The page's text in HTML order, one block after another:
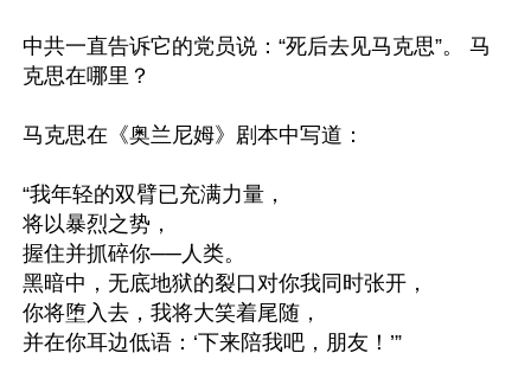
中共一直告诉它的党员说：“死后去见马克思”。 马
克思在哪里？
马克思在《奥兰尼姆》剧本中写道：
“我年轻的双臂已充满力量，
将以暴烈之势，
握住并抓碎你──人类。
黑暗中，无底地狱的裂口对你我同时张开，
你将堕入去，我将大笑着尾随，
并在你耳边低语：‘下来陪我吧，朋友！’”